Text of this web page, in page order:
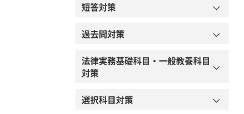
短答対策
過去問対策
法律実務基礎科目・一般教養科目
対策
選択科目対策